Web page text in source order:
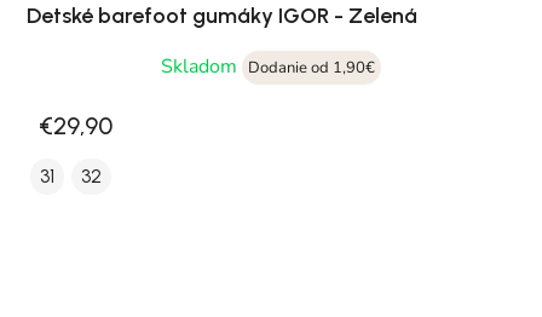
Detské barefoot gumáky IGOR - Zelená
Skladom
Dodanie od 1,90€
€29,90
31 32